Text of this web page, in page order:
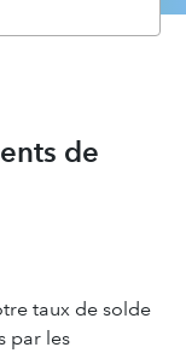
de
taux de solde
par les